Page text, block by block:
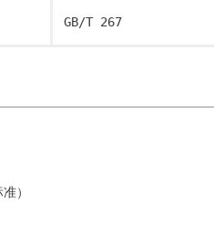
GB/T 267
）